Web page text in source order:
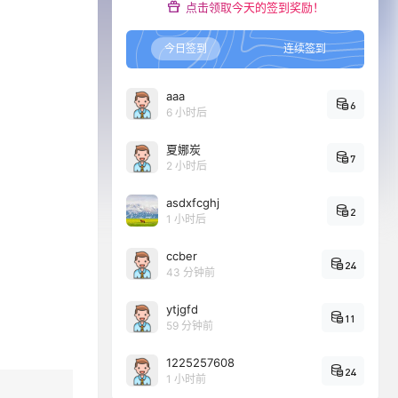
点击领取今天的签到奖励！
今日签到 连续签到
aaa
6 小时后
6
夏娜炭
2 小时后
7
asdxfcghj
1 小时后
2
ccber
44 分钟前
24
ytjgfd
59 分钟前
11
1225257608
1 小时前
24